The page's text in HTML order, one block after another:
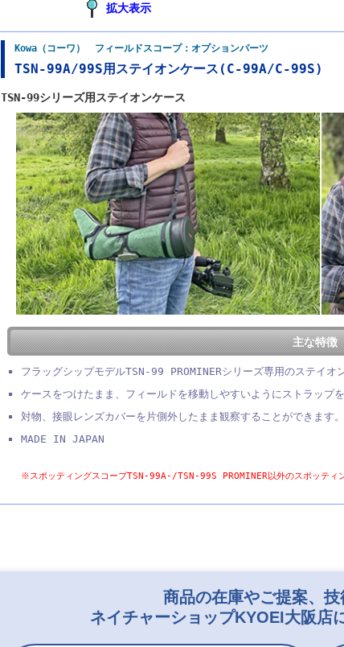
拡大表示
Kowa（コーワ） フィールドスコープ：オプションパーツ
TSN-99A/99S用ステイオンケース(C-99A/C-99S)
TSN-99シリーズ用ステイオンケース
主な特徴
フラッグシップモデルTSN-99 PROMINERシリーズ専用のステイオ
ケースをつけたまま、フィールドを移動しやすいようにストラップを
対物、接眼レンズカバーを片側外したまま観察することができます。
MADE IN JAPAN
※スポッティングスコープTSN-99A-/TSN-99S PROMINER以外のスポッティン
商品の在庫やご提案、
ネイチャーショップKYOEI大阪店